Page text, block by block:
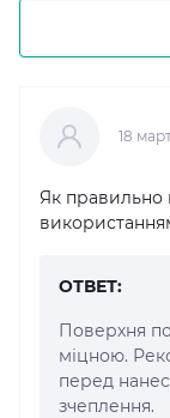
18
Як правильно
ОТВЕТ:
Поверхня
міцною.
перед
зчеплення.